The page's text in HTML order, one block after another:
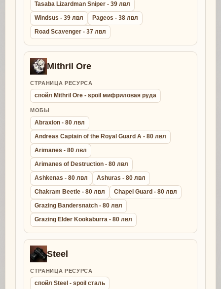
Tasaba Lizardman Sniper - 39 лвл
Windsus - 39 лвл
Pageos - 38 лвл
Road Scavenger - 37 лвл
Mithril Ore
СТРАНИЦА РЕСУРСА
спойл Mithril Ore - spoil мифриловая руда
МОБЫ
Abraxion - 80 лвл
Andreas Captain of the Royal Guard A - 80 лвл
Arimanes - 80 лвл
Arimanes of Destruction - 80 лвл
Ashkenas - 80 лвл
Ashuras - 80 лвл
Chakram Beetle - 80 лвл
Chapel Guard - 80 лвл
Grazing Bandersnatch - 80 лвл
Grazing Elder Kookaburra - 80 лвл
Steel
СТРАНИЦА РЕСУРСА
спойл Steel - spoil сталь